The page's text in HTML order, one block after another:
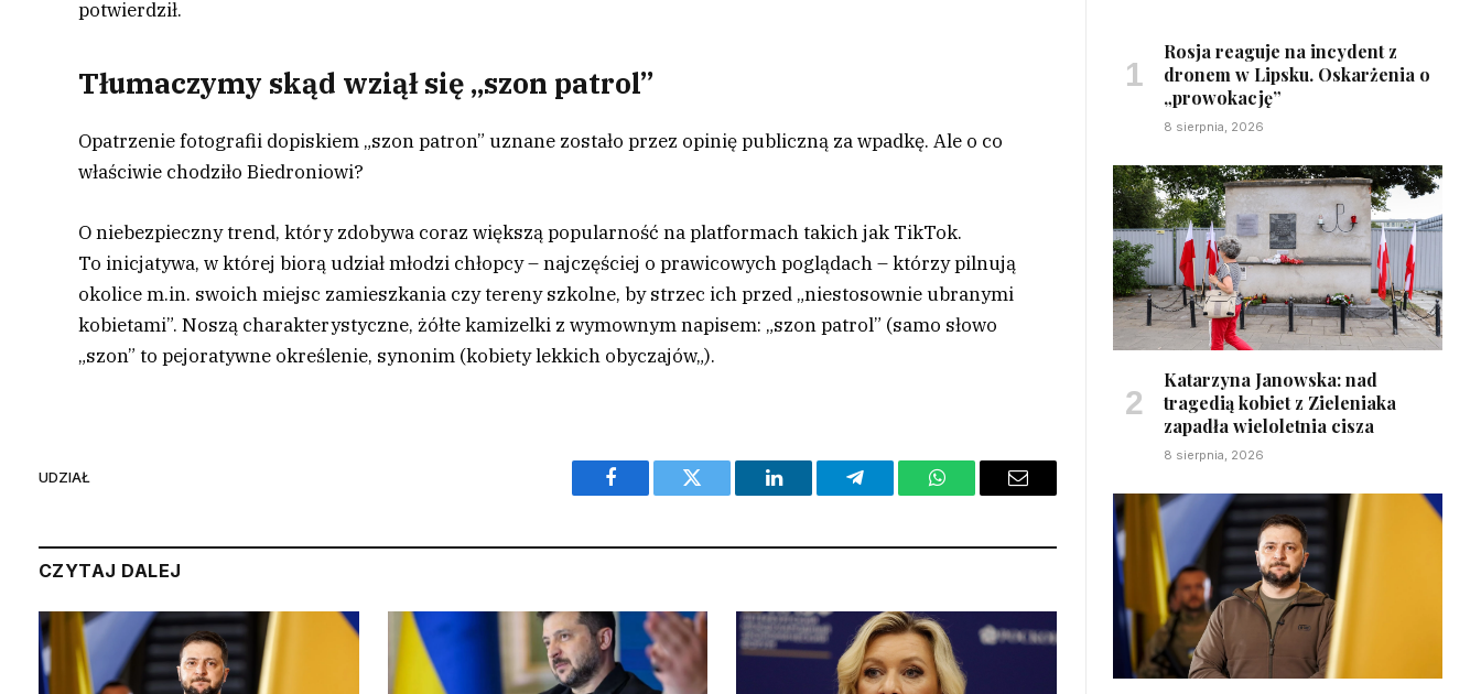
potwierdził.
Tłumaczymy skąd wziął się „szon patrol”
Opatrzenie fotografii dopiskiem „szon patron” uznane zostało przez opinię publiczną za wpadkę. Ale o co
właściwie chodziło Biedroniowi?
O niebezpieczny trend, który zdobywa coraz większą popularność na platformach takich jak TikTok.
To inicjatywa, w której biorą udział młodzi chłopcy – najczęściej o prawicowych poglądach – którzy pilnują
okolice m.in. swoich miejsc zamieszkania czy tereny szkolne, by strzec ich przed „niestosownie ubranymi
kobietami”. Noszą charakterystyczne, żółte kamizelki z wymownym napisem: „szon patrol” (samo słowo
„szon” to pejoratywne określenie, synonim (kobiety lekkich obyczajów„).
UDZIAŁ
Facebook Twitter LinkedIn Telegram WhatsAppEmail
CZYTAJ DALEJ
Rosja reaguje na incydent z
dronem w Lipsku. Oskarżenia o
„prowokację”
8 sierpnia, 2026
Katarzyna Janowska: nad
tragedią kobiet z Zieleniaka
zapadła wieloletnia cisza
8 sierpnia, 2026